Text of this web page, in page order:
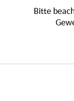
Bitte